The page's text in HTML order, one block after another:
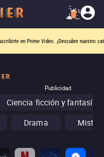
en Prime Video. ¡Descubre nuestro
Publicidad
Ciencia ficción y fantasía
Drama